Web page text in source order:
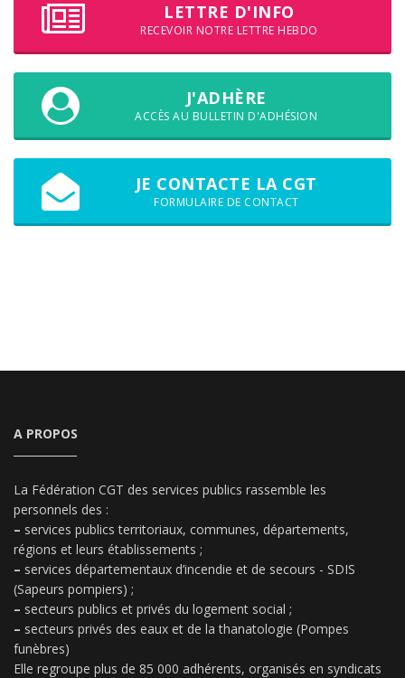
LETTRE D'INFO
RECEVOIR NOTRE LETTRE HEBDO
J'ADHÈRE
ACCÈS AU BULLETIN D'ADHÉSION
JE CONTACTE LA CGT
FORMULAIRE DE CONTACT
A PROPOS
La Fédération CGT des services publics rassemble les
personnels des :
– services publics territoriaux, communes, départements,
régions et leurs établissements ;
– services départementaux d’incendie et de secours - SDIS
(Sapeurs pompiers) ;
– secteurs publics et privés du logement social ;
– secteurs privés des eaux et de la thanatologie (Pompes
funèbres)
Elle regroupe plus de 85 000 adhérents, organisés en syndicats